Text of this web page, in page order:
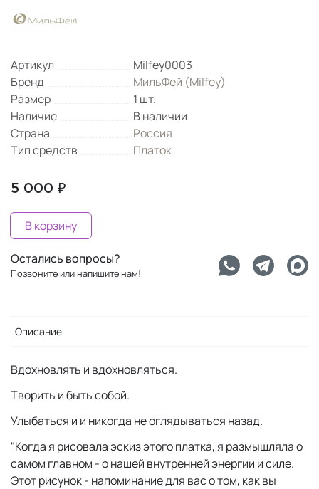
Артикул
Milfey0003
Бренд
МильФей (Milfey)
Размер
1 шт.
Наличие
В наличии
Страна
Россия
Тип средств
Платок
5 000 ₽
В корзину
Остались вопросы?
Позвоните или напишите нам!
Описание
Вдохновлять и вдохновляться.
Творить и быть собой.
Улыбаться и и никогда не оглядываться назад.
"Когда я рисовала эскиз этого платка, я размышляла о
самом главном - о нашей внутренней энергии и силе.
Этот рисунок - напоминание для вас о том, как вы